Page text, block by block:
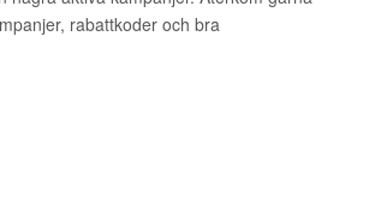
rabattkoder och bra